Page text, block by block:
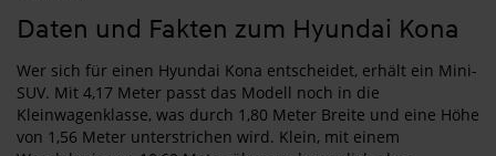
Daten und Fakten zum Hyundai Kona
Wer sich für einen Hyundai Kona entscheidet, erhält ein Mini-
SUV. Mit 4,17 Meter passt das Modell noch in die
Kleinwagenklasse, was durch 1,80 Meter Breite und eine Höhe
von 1,56 Meter unterstrichen wird. Klein, mit einem